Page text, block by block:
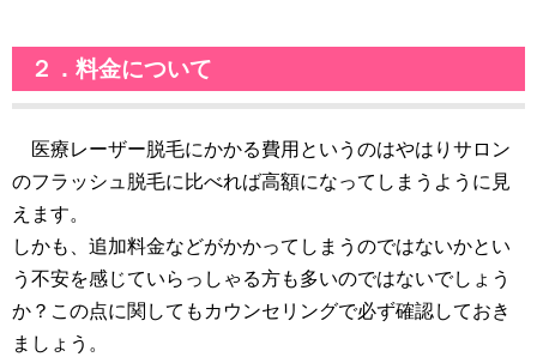
２．料金について
医療レーザー脱毛にかかる費用というのはやはりサロン
のフラッシュ脱毛に比べれば高額になってしまうように見
えます。
しかも、追加料金などがかかってしまうのではないかとい
う不安を感じていらっしゃる方も多いのではないでしょう
か？この点に関してもカウンセリングで必ず確認しておき
ましょう。